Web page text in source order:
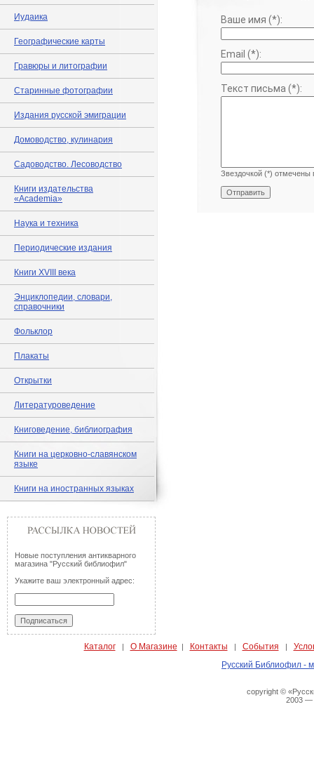
Иудаика
Географические карты
Гравюры и литографии
Старинные фотографии
Издания русской эмиграции
Домоводство, кулинария
Садоводство. Лесоводство
Книги издательства
«Academia»
Наука и техника
Периодические издания
Книги XVIII века
Энциклопедии, словари,
справочники
Фольклор
Плакаты
Открытки
Литературоведение
Книговедение, библиография
Книги на церковно-славянском
языке
Книги на иностранных языках
Новые поступления антикварного
магазина "Русский библиофил"
Укажите ваш электронный адрес:
Ваше имя (*):
Email (*):
Текст письма (*):
Звездочкой (*) отмечены
Каталог| О Магазине | Контакты | События |
Русский Библиофил -
copyright ©
2003 —